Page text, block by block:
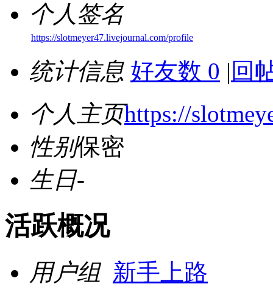
个人签名
https://slotmeyer47.livejournal.com/profile
统计信息 好友数 0 | 回
个人主页https://
性别保密
生日-
活跃概况
用户组 新手上路